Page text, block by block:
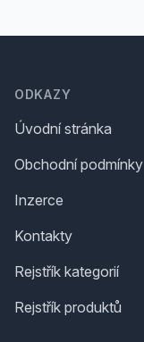
ODKAZY
Úvodní stránka
Obchodní podmínky
Inzerce
Kontakty
Rejstřík kategorií
Rejstřík produktů